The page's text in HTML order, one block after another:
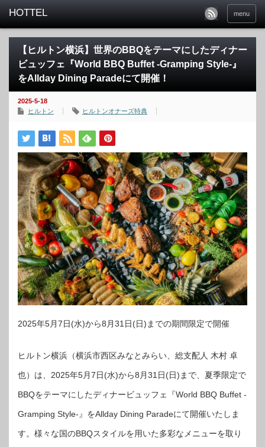
menu
【ヒルトン横浜】世界のBBQをテーマにしたディナー
ビュッフェ『World BBQ Buffet -Gramping Style-』
をAllday Dining Paradeにて開催！
2025-5-18
ヒルトン
ヒルトンオナーズ特典
2025年5月7日(水)から8月31日(日)までの期間限定で開催
ヒルトン横浜（横浜市西区みなとみらい、総支配人 木村 卓
也）は、2025年5月7日(水)から8月31日(日)まで、夏季限定で
BBQをテーマにしたディナービュッフェ『World BBQ Buffet -
Gramping Style-』をAllday Dining Paradeにて開催いたしま
す。様々な国のBBQスタイルを用いた多彩なメニューを取り